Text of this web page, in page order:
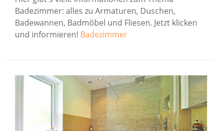
Badezimmer: alles zu Armaturen, Duschen,
Badewannen, Badmöbel und Fliesen. Jetzt klicken
und informieren! Badezimmer